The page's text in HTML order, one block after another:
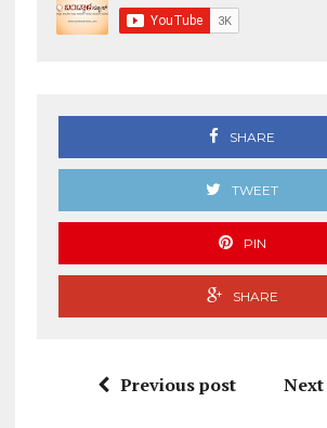
SHARE
TWEET
PIN
SHARE
Previous post